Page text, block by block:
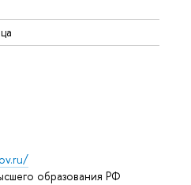
образования РФ